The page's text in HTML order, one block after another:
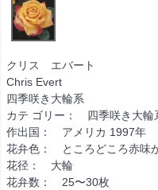
クリス エバート
Chris Evert
四季咲き大輪系
カテ ゴリー： 四季咲き大輪
作出国： アメリカ 1997年
花弁色： ところどころ赤味
花径： 大輪
花弁数： 25〜30枚